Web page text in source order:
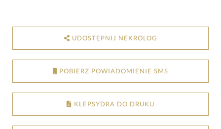
UDOSTĘPNIJ NEKROLOG
POBIERZ POWIADOMIENIE SMS
KLEPSYDRA DO DRUKU